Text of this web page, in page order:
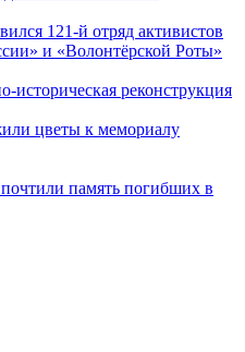
121-й отряд активистов
и «Волонтёрской Роты»
историческая реконструкция
цветы к мемориалу
память погибших в